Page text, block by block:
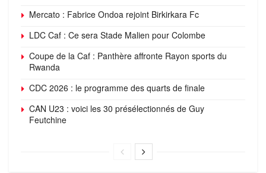
Mercato : Fabrice Ondoa rejoint Birkirkara Fc
LDC Caf : Ce sera Stade Malien pour Colombe
Coupe de la Caf : Panthère affronte Rayon sports du
Rwanda
CDC 2026 : le programme des quarts de finale
CAN U23 : voici les 30 présélectionnés de Guy
Feutchine